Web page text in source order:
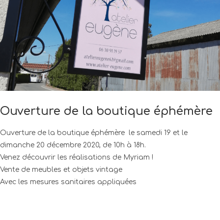
Ouverture de la boutique éphémère
Ouverture de la boutique éphémère le samedi 19 et le
dimanche 20 décembre 2020, de 10h à 18h.
Venez découvrir les réalisations de Myriam !
Vente de meubles et objets vintage
Avec les mesures sanitaires appliquées